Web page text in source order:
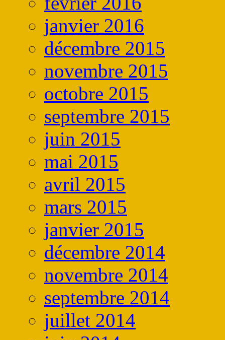
janvier 2016
décembre 2015
novembre 2015
octobre 2015
septembre 2015
juin 2015
mai 2015
avril 2015
mars 2015
janvier 2015
décembre 2014
novembre 2014
septembre 2014
juillet 2014